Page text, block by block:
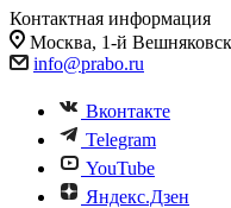
Контактная информация
Москва, 1-й
info@prabo.ru
Вконтакте
Telegram
YouTube
Яндекс.Дзен